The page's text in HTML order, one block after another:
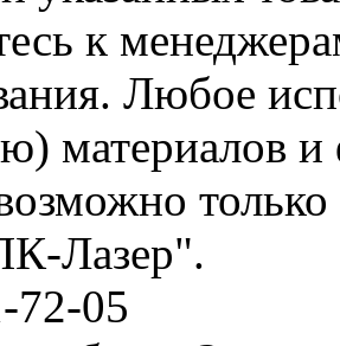
к
Любое
материалов
Лазер".
72-05